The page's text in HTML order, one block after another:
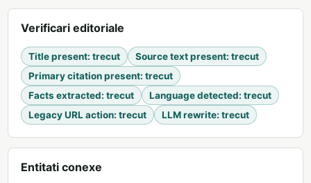
Verificari editoriale
Title present: trecut Source text present: trecut
Primary citation present: trecut
Facts extracted: trecut Language detected: trecut
Legacy URL action: trecut LLM rewrite: trecut
Entitati conexe